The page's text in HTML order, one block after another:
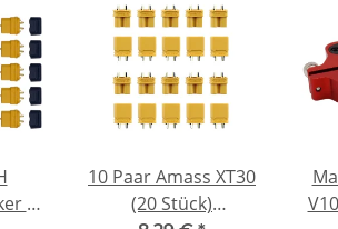
|
10 Paar Amass XT30
(20 Stück)